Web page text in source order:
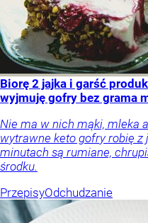
Biorę 2 jajka i garść
wyjmuję gofry bez grama
Nie ma w nich mąki, mleka
wytrawne keto gofry robię z
minutach są rumiane,
środku.
PrzepisyOdchudzanie